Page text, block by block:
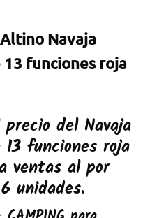
Navaja
funciones roja
precio del Navaja
funciones roja
ventas al por
unidades.